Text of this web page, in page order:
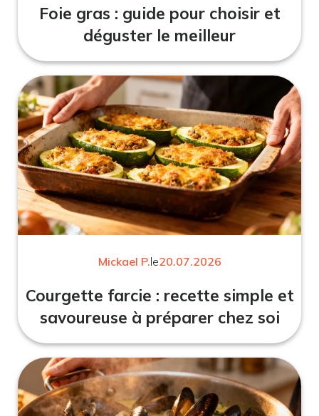
Foie gras : guide pour choisir et
déguster le meilleur
Mickael P.le20.07.2026
Courgette farcie : recette simple et
savoureuse à préparer chez soi